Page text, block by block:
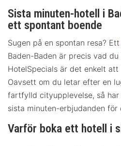
Sista minuten-hotell i
ett spontant boende
Sugen på en spontan resa? Ett
Baden-Baden är precis vad du
HotelSpecials är det enkelt
Oavsett om du letar efter en
fartfylld cityupplevelse, så har
sista minuten-erbjudanden för
Varför boka ett hotell i